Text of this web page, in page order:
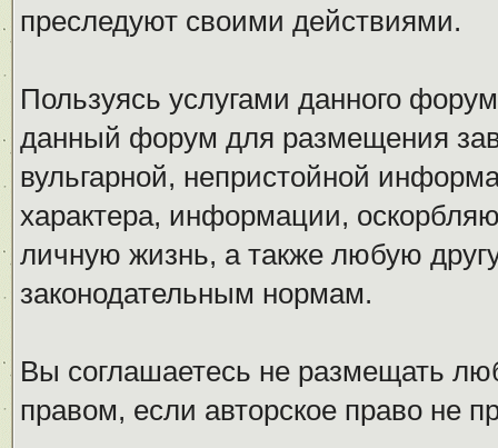
преследуют своими действиями.
Пользуясь услугами данного
данный форум для размещения
вульгарной, непристойной
характера, информации,
личную жизнь, а также любую
законодательным нормам.
Вы соглашаетесь не размещать
правом, если авторское право не